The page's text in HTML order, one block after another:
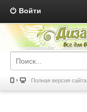
Войти
Полная версия сайта